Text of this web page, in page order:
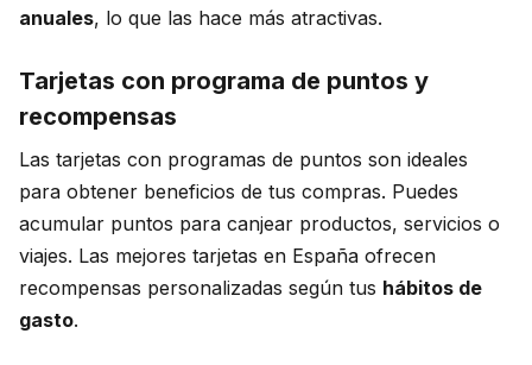
anuales, lo que las hace más atractivas.
Tarjetas con programa de puntos y
recompensas
Las tarjetas con programas de puntos son ideales
para obtener beneficios de tus compras. Puedes
acumular puntos para canjear productos, servicios o
viajes. Las mejores tarjetas en España ofrecen
recompensas personalizadas según tus hábitos de
gasto.